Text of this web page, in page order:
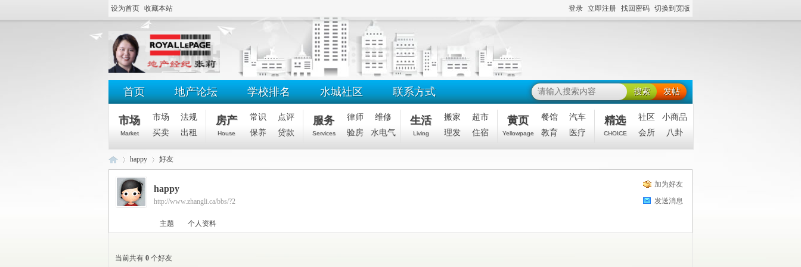
设为首页 收藏本站 登录 立即注册 找回密码 切换到宽版
首页 地产论坛 学校排名 水城社区 联系方式 搜索 发帖
市场
Market
市场
法规
买卖
出租
房产
House
常识
点评
保养
贷款
服务
Services
律师
维修
验房
水电气
生活
Living
搬家
超市
理发
住宿
黄页
Yellowpage
餐馆
汽车
教育
医疗
精选
CHOICE
社区
小商品
会所
八卦
›
happy 好友
加为好友
发送消息
happy
http://www.zhangli.ca/bbs/?2
主题 个人资料
当前共有 0 个好友